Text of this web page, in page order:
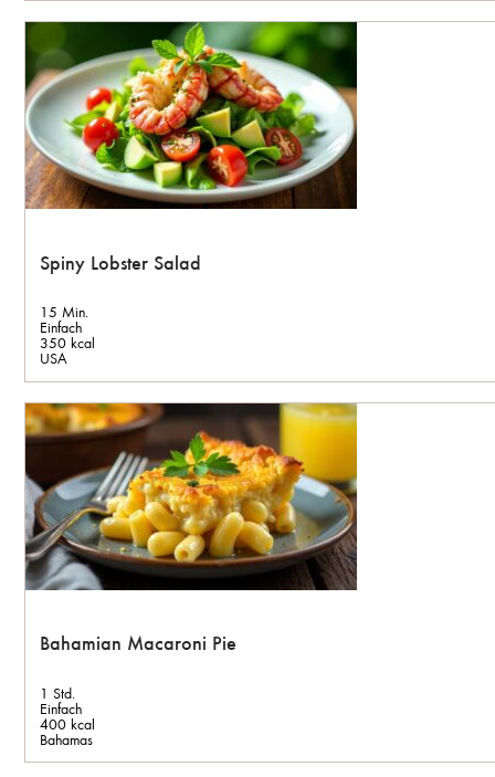
Spiny Lobster Salad
15 Min.
Einfach
350 kcal
USA
Bahamian Macaroni Pie
1 Std.
Einfach
400 kcal
Bahamas